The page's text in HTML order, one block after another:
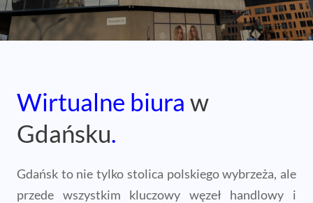
Wirtualne biura w
Gdańsku.
Gdańsk to nie tylko stolica polskiego wybrzeża, ale
przede wszystkim kluczowy węzeł handlowy i